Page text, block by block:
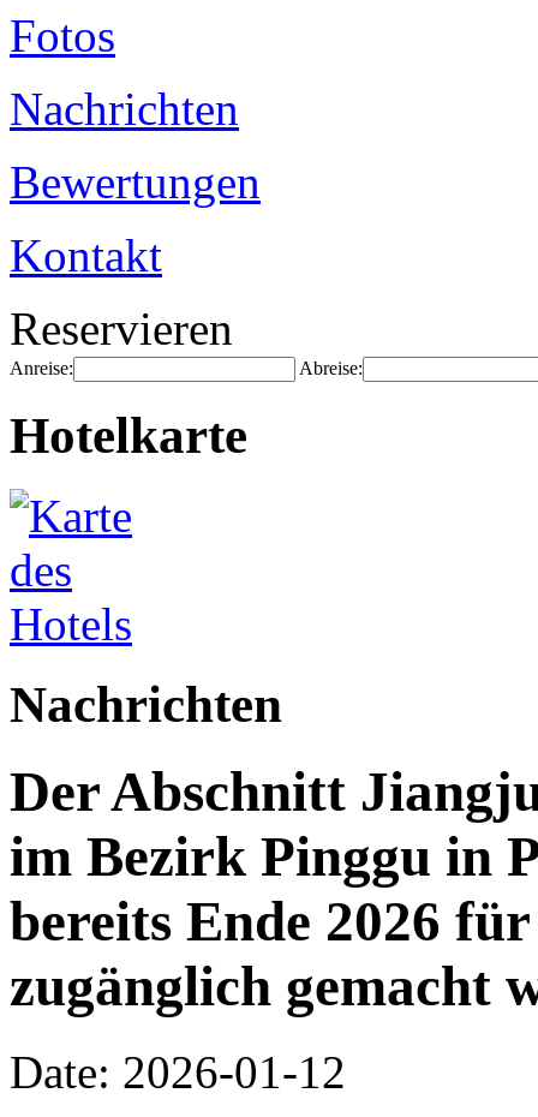
Fotos
Nachrichten
Bewertungen
Kontakt
Reservieren
Anreise: Abreise:
Hotelkarte
Nachrichten
Der Abschnitt
im Bezirk Pinggu in
bereits Ende 2026
zugänglich gemacht
Date: 2026-01-12